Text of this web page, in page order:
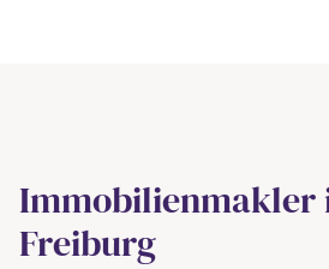
Immobilienmakler
Freiburg